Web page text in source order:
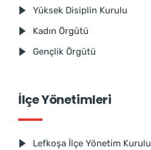
Yüksek Disiplin Kurulu
Kadın Örgütü
Gençlik Örgütü
İlçe Yönetimleri
Lefkoşa İlçe Yönetim Kurulu